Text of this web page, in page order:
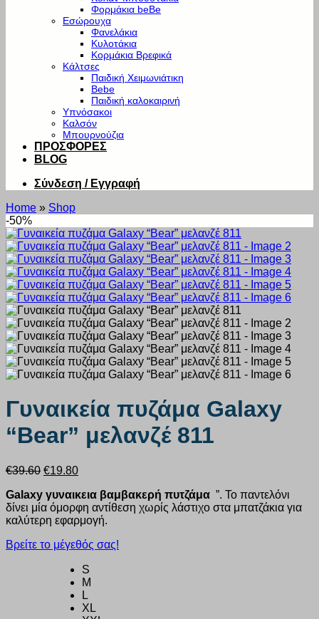
Φορμάκια beBe
Εσώρουχα
Φανελάκια
Κυλοτάκια
Κορμάκια Βρεφικά
Κάλτσες
Παιδική Χειμωνιάτικη
Bebe
Παιδική καλοκαιρινή
Υπνόσακοι
Καλσόν
Μπουρνούζια
ΠΡΟΣΦΟΡΕΣ
BLOG
Σύνδεση / Εγγραφή
Home » Shop
-50%
Γυναικεία πυζάμα Galaxy
“Bear” μελανζέ 811
€39.60 Original
was:
€39.60.
€19.80Η
τιμή
είναι:
€19.80.
Galaxy γυναικεια βαμβακερή πυτζάμα ”. Το παντελόνι
δίνει μία όμορφη αντίθεση χωρίς λάστιχο στα μπατζάκια για
καλύτερη εφαρμογή.
Βρείτε το μέγεθός σας!
S
M
L
XL